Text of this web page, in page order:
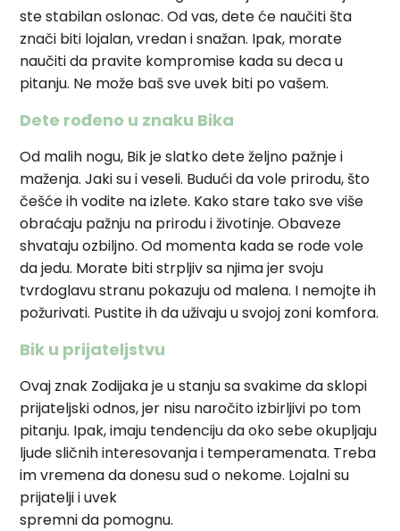
ste stabilan oslonac. Od vas, dete će naučiti šta
znači biti lojalan, vredan i snažan. Ipak, morate
naučiti da pravite kompromise kada su deca u
pitanju. Ne može baš sve uvek biti po vašem.
Dete rođeno u znaku Bika
Od malih nogu, Bik je slatko dete željno pažnje i
maženja. Jaki su i veseli. Budući da vole prirodu, što
češće ih vodite na izlete. Kako stare tako sve više
obraćaju pažnju na prirodu i životinje. Obaveze
shvataju ozbiljno. Od momenta kada se rode vole
da jedu. Morate biti strpljiv sa njima jer svoju
tvrdoglavu stranu pokazuju od malena. I nemojte ih
požurivati. Pustite ih da uživaju u svojoj zoni komfora.
Bik u prijateljstvu
Ovaj znak Zodijaka je u stanju sa svakime da sklopi
prijateljski odnos, jer nisu naročito izbirljivi po tom
pitanju. Ipak, imaju tendenciju da oko sebe okupljaju
ljude sličnih interesovanja i temperamenata. Treba
im vremena da donesu sud o nekome. Lojalni su
prijatelji i uvek
spremni da pomognu.